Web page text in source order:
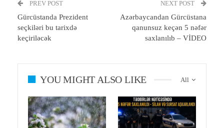
PREV POST
Gürcüstanda Prezident
seçkiləri bu tarixdə
keçiriləcək
NEXT POST
Azərbaycandan Gürcüstana
qanunsuz keçən 5 nəfər
saxlanılıb – VİDEO
All
YOU MIGHT ALSO LIKE